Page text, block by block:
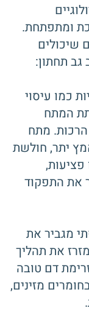
ומתפתחת.
שיכולים
תחתון:
כמו עיסוי
המתח
מתח
יתר, חולשת
פציעות,
את התפקוד
מגביר את
את תהליך
דם טובה
מזינים,